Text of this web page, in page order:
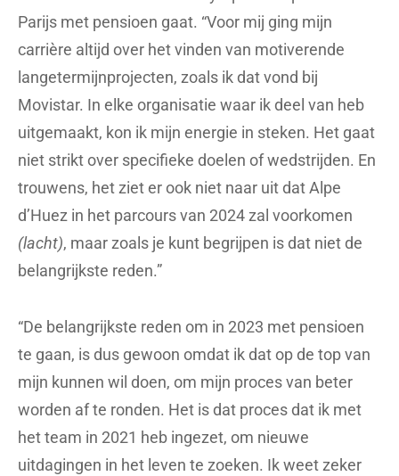
Parijs met pensioen gaat. “Voor mij ging mijn
carrière altijd over het vinden van motiverende
langetermijnprojecten, zoals ik dat vond bij
Movistar. In elke organisatie waar ik deel van heb
uitgemaakt, kon ik mijn energie in steken. Het gaat
niet strikt over specifieke doelen of wedstrijden. En
trouwens, het ziet er ook niet naar uit dat Alpe
d’Huez in het parcours van 2024 zal voorkomen
(lacht), maar zoals je kunt begrijpen is dat niet de
belangrijkste reden.”
“De belangrijkste reden om in 2023 met pensioen
te gaan, is dus gewoon omdat ik dat op de top van
mijn kunnen wil doen, om mijn proces van beter
worden af te ronden. Het is dat proces dat ik met
het team in 2021 heb ingezet, om nieuwe
uitdagingen in het leven te zoeken. Ik weet zeker